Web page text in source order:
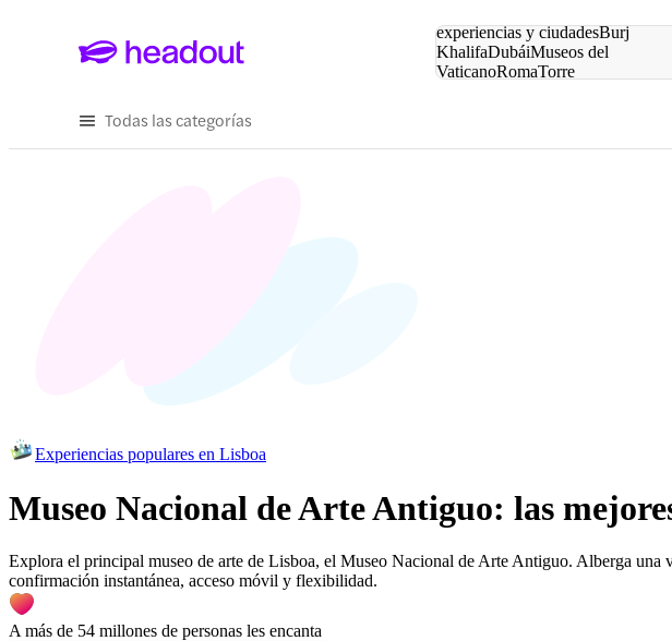
experiencias y ciudadesBurj
KhalifaDubáiMuseos del
VaticanoRomaTorre
Todas las categorías
Experiencias populares en Lisboa
Museo Nacional de Arte Antiguo: las
Explora el principal museo de arte de Lisboa, el Museo Nacional de Arte Antiguo. Alberga una
confirmación instantánea, acceso móvil y flexibilidad.
A más de 54 millones de personas les encanta